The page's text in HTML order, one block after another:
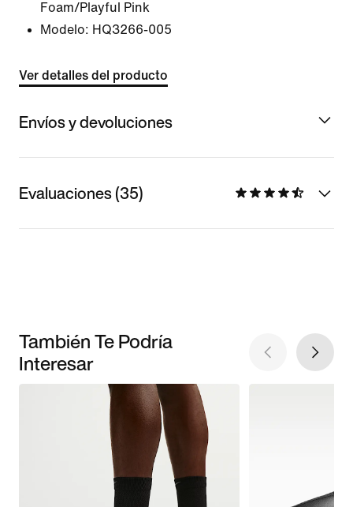
Foam/Playful Pink
Modelo: HQ3266-005
Ver detalles del producto
Envíos y devoluciones
Evaluaciones (35)
También Te Podría
Interesar